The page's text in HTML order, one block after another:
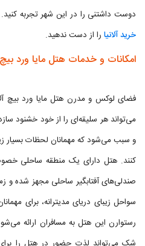
دوست داشتنی را در این شهر تجربه کنید.
خرید آلانیا را از دست ندهید.
امکانات و خدمات هتل مایا ورد بیچ
فضای لوکس و مدرن هتل مایا ورد بیچ
می‌تواند هر سلیقه‌ای را از خود خشنود
و سبب می‌شود که مهمانان لحظات بسیار
کنند. هتل دارای یک منطقه ساحلی
صندلی‌های آفتابگیر ساحلی مجهز شده و
سواحل زیبای دریای مدیترانه، برای
رستوارن این هتل به مسافران ارائه